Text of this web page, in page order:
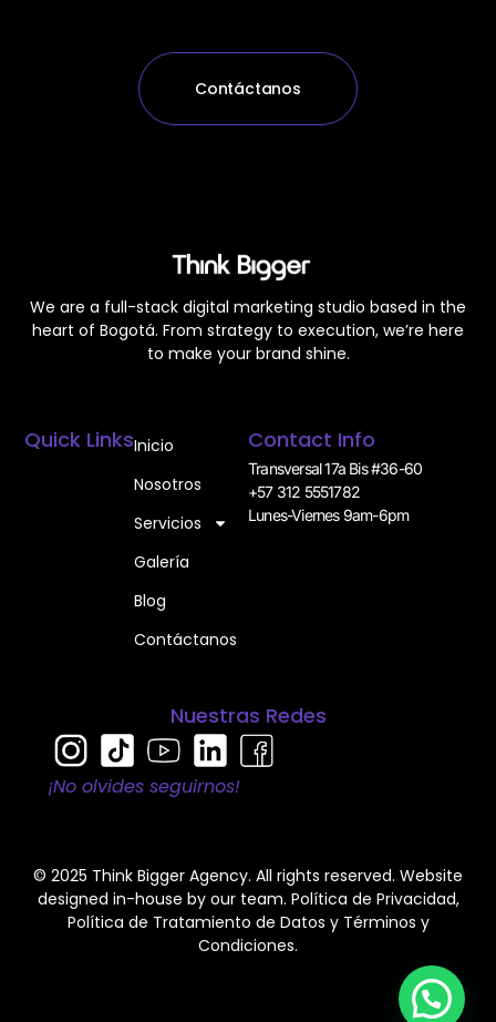
Contáctanos
We are a full-stack digital marketing studio based in the
heart of Bogotá. From strategy to execution, we’re here
to make your brand shine.
Quick LinksInicio
Nosotros
Servicios
Galería
Blog
Contáctanos
Contact Info
Transversal 17a Bis #36-60
+57 312 5551782
Lunes-Viernes 9am-6pm
Nuestras Redes
¡No olvides seguirnos!
© 2025 Think Bigger Agency. All rights reserved. Website
designed in-house by our team. Política de Privacidad,
Política de Tratamiento de Datos y Términos y
Condiciones.